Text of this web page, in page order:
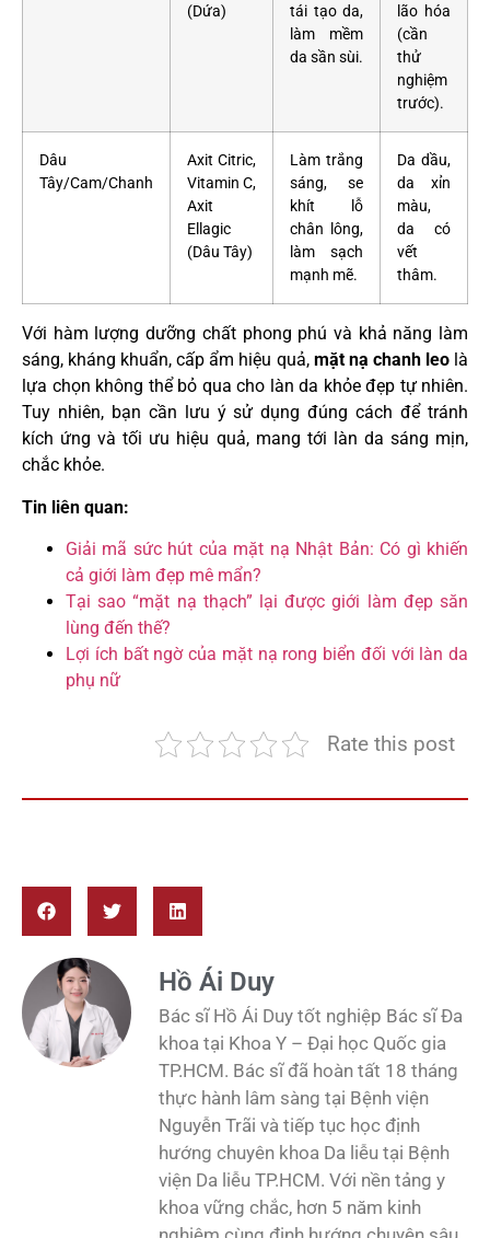
(Dứa)
tái tạo da,
làm mềm
da sần sùi.
lão hóa
(cần
thử
nghiệm
trước).
Dâu
Tây/Cam/Chanh
Axit Citric,
Vitamin C,
Axit
Ellagic
(Dâu Tây)
Làm trắng
sáng, se
khít lỗ
chân lông,
làm sạch
mạnh mẽ.
Da dầu,
da xỉn
màu,
da có
vết
thâm.
Với hàm lượng dưỡng chất phong phú và khả năng làm
sáng, kháng khuẩn, cấp ẩm hiệu quả, mặt nạ chanh leolà
lựa chọn không thể bỏ qua cho làn da khỏe đẹp tự nhiên.
Tuy nhiên, bạn cần lưu ý sử dụng đúng cách để tránh
kích ứng và tối ưu hiệu quả, mang tới làn da sáng mịn,
chắc khỏe.
Tin liên quan:
Giải mã sức hút của mặt nạ Nhật Bản: Có gì khiến
cả giới làm đẹp mê mẩn?
Tại sao “mặt nạ thạch” lại được giới làm đẹp săn
lùng đến thế?
Lợi ích bất ngờ của mặt nạ rong biển đối với làn da
phụ nữ
Rate this post
Hồ Ái Duy
Bác sĩ Hồ Ái Duy tốt nghiệp Bác sĩ Đa
khoa tại Khoa Y – Đại học Quốc gia
TP.HCM. Bác sĩ đã hoàn tất 18 tháng
thực hành lâm sàng tại Bệnh viện
Nguyễn Trãi và tiếp tục học định
hướng chuyên khoa Da liễu tại Bệnh
viện Da liễu TP.HCM. Với nền tảng y
khoa vững chắc, hơn 5 năm kinh